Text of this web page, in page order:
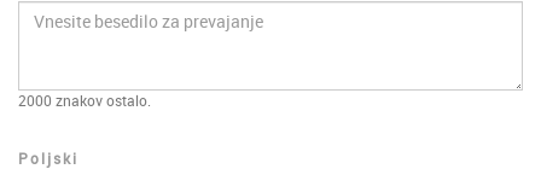
2000 znakov ostalo.
Poljski